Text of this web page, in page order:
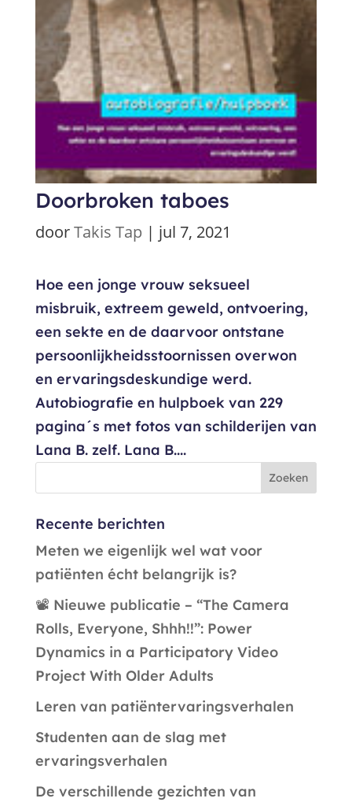
Doorbroken taboes
doorTakis Tap | jul 7, 2021
Hoe een jonge vrouw seksueel
misbruik, extreem geweld, ontvoering,
een sekte en de daarvoor ontstane
persoonlijkheidsstoornissen overwon
en ervaringsdeskundige werd.
Autobiografie en hulpboek van 229
pagina´s met fotos van schilderijen van
Lana B. zelf. Lana B....
Recente berichten
Meten we eigenlijk wel wat voor
patiënten écht belangrijk is?
📽️ Nieuwe publicatie – “The Camera
Rolls, Everyone, Shhh!!”: Power
Dynamics in a Participatory Video
Project With Older Adults
Leren van patiëntervaringsverhalen
Studenten aan de slag met
ervaringsverhalen
De verschillende gezichten van